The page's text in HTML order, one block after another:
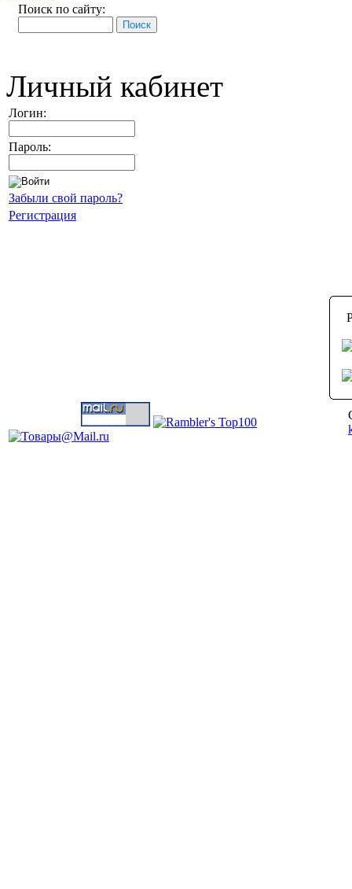
Поиск по сайту:
Личный кабинет
Логин:
Пароль:
Забыли свой пароль?
Регистрация